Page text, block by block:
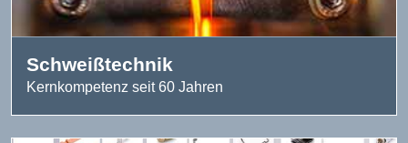
Schweißtechnik
Kernkompetenz seit 60 Jahren